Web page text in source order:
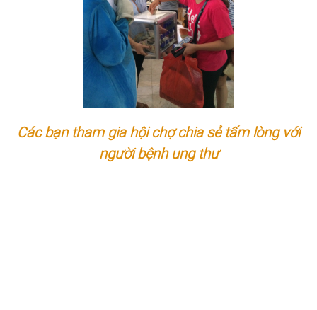
Các bạn tham gia hội chợ chia sẻ tấm lòng với
người bệnh ung thư